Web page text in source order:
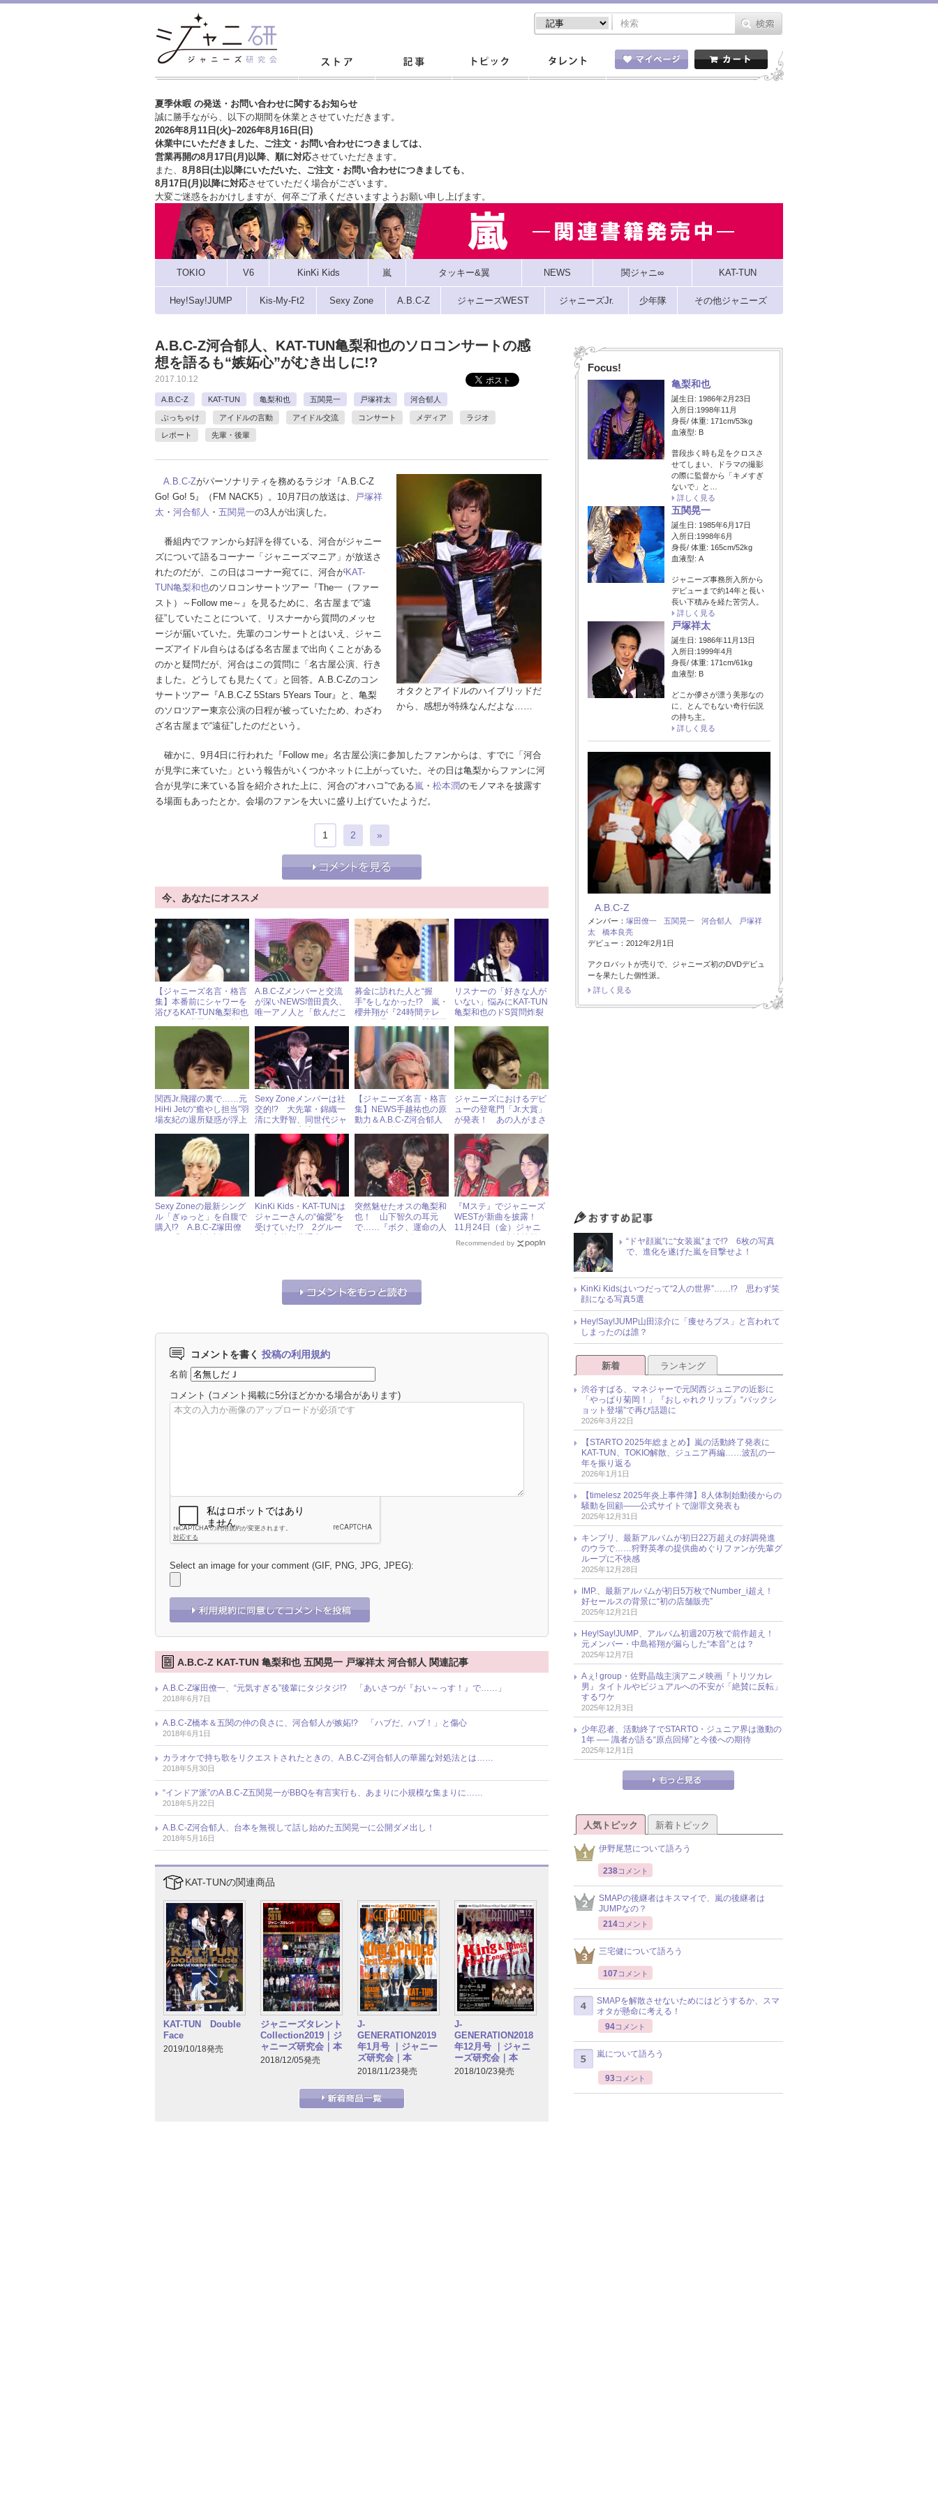
夏季休暇 の発送・お問い合わせに関するお知らせ
誠に勝手ながら、以下の期間を休業とさせていただきます。
2026年8月11日(火)~2026年8月16日(日)
休業中にいただきました、ご注文・お問い合わせにつきましては、
営業再開の8月17日(月)以降、順に対応させていただきます。
また、 8月8日(土)以降にいただいた、ご注文・ お問い合わせにつきましても、
8月17日(月)以降に対応させていただく場合がございます。
大変ご迷惑をおかけしますが、 何卒ご了承くださいますようお願い申し上げます。
TOKIO V6 KinKi Kids 嵐 タッキー&翼 NEWS 関ジャニ∞ KAT-TUN
Hey!Say!JUMP Kis-My-Ft2 Sexy Zone A.B.C-Z ジャニーズWEST ジャニーズJr. 少年隊 その他ジャニーズ
A.B.C-Z河合郁人、KAT-TUN亀梨和也のソロコンサートの感
想を語るも“嫉妬心”がむき出しに!?
2017.10.12
A.B.C-Z KAT-TUN 亀梨和也 五関晃一 戸塚祥太 河合郁人
ぶっちゃけ アイドルの言動 アイドル交流 コンサート メディア ラジオ
レポート 先輩・後輩
オタクとアイドルのハイブリッドだ
から、感想が特殊なんだよな……
A.B.C-Zがパーソナリティを務めるラジオ『A.B.C-Z
Go! Go! 5』（FM NACK5）。10月7日の放送は、
戸塚祥
太 ・ 河合郁人 ・ 五関晃一の3人が出演した。
番組内でファンから好評を得ている、河合がジャニー
ズについて語るコーナー「ジャニーズマニア」が放送さ
れたのだが、この日はコーナー宛てに、河合がKAT-
TUN亀梨和也のソロコンサートツアー『The一（ファー
スト）～Follow me～』を見るために、名古屋まで“遠
征”していたことについて、リスナーから質問のメッセ
ージが届いていた。先輩のコンサートとはいえ、ジャニ
ーズアイドル自らはるばる名古屋まで出向くことがある
のかと疑問だが、河合はこの質問に「名古屋公演、行き
ました。どうしても見たくて」と回答。A.B.C-Zのコン
サートツアー『A.B.C-Z 5Stars 5Years Tour』と、亀梨
のソロツアー東京公演の日程が被っていたため、わざわ
ざ名古屋まで“遠征”したのだという。
確かに、9月4日に行われた『Follow me』名古屋公演に参加したファンからは、すでに「河合
が見学に来ていた」という報告がいくつかネットに上がっていた。その日は亀梨からファンに河
合が見学に来ている旨を紹介された上に、河合の“オハコ”である嵐 ・ 松本潤のモノマネを披露す
る場面もあったとか。会場のファンを大いに盛り上げていたようだ。
1 2 »
今、あなたにオススメ
【ジャニーズ名言・格言
集】本番前にシャワーを
浴びるKAT-TUN亀梨和也
の源とは？
A.B.C-Zメンバーと交流
が深いNEWS増田貴久、
唯一アノ人と「飲んだこ
まね”が原因!?
募金に訪れた人と“握
手”をしなかった!? 嵐・
櫻井翔が『24時間テレ
論！
リスナーの「好きな人が
いない」悩みにKAT-TUN
亀梨和也のドS質問炸裂
関西Jr.飛躍の裏で……元
HiHi Jetの“癒やし担当”羽
場友紀の退所疑惑が浮上
Sexy Zoneメンバーは社
交的!? 大先輩・錦織一
清に大野智、同世代ジャ
す！
【ジャニーズ名言・格言
集】NEWS手越祐也の原
動力＆A.B.C-Z河合郁人
ジャニーズにおけるデビ
ューの登竜門「Jr.大賞」
が発表！ あの人がまさ
Sexy Zoneの最新シング
ル「ぎゅっと」を自腹で
購入!? A.B.C-Z塚田僚
KinKi Kids・KAT-TUNは
ジャニーさんの“偏愛”を
受けていた!? 2グルー
突然魅せたオスの亀梨和
也！ 山下智久の耳元
で……『ボク、運命の人
『Mステ』でジャニーズ
WESTが新曲を披露！
11月24日（金）ジャニ
Recommended by
コメントを書く 投稿の利用規約
名前
コメント (コメント掲載に5分ほどかかる場合があります)
Select an image for your comment (GIF, PNG, JPG, JPEG):
A.B.C-Z KAT-TUN 亀梨和也 五関晃一 戸塚祥太 河合郁人 関連記事
A.B.C-Z塚田僚一、“元気すぎる”後輩にタジタジ!? 「あいさつが『おい～っす！』で……」
2018年6月7日
A.B.C-Z橋本＆五関の仲の良さに、河合郁人が嫉妬!? 「ハブだ、ハブ！」と傷心
2018年6月1日
カラオケで持ち歌をリクエストされたときの、A.B.C-Z河合郁人の華麗な対処法とは……
2018年5月30日
“インドア派”のA.B.C-Z五関晃一がBBQを有言実行も、あまりに小規模な集まりに……
2018年5月22日
A.B.C-Z河合郁人、台本を無視して話し始めた五関晃一に公開ダメ出し！
2018年5月16日
KAT-TUNの関連商品
KAT-TUN Double
Face
2019/10/18発売
ジャニーズタレント
Collection2019｜ジ
ャニーズ研究会｜本
2018/12/05発売
J-
GENERATION2019
年1月号 ｜ジャニー
ズ研究会｜本
2018/11/23発売
J-
GENERATION2018
年12月号 ｜ジャニ
ーズ研究会｜本
2018/10/23発売
Focus!
亀梨和也
誕生日: 1986年2月23日
入所日:1998年11月
身長/ 体重: 171cm/53kg
血液型: B
普段歩く時も足をクロスさ
せてしまい、ドラマの撮影
の際に監督から「キメすぎ
ないで」と…
詳しく見る
五関晃一
誕生日: 1985年6月17日
入所日:1998年6月
身長/ 体重: 165cm/52kg
血液型: A
ジャニーズ事務所入所から
デビューまで約14年と長い
長い下積みを経た苦労人。
詳しく見る
戸塚祥太
誕生日: 1986年11月13日
入所日:1999年4月
身長/ 体重: 171cm/61kg
血液型: B
どこか儚さが漂う美形なの
に、とんでもない奇行伝説
の持ち主。
詳しく見る
A.B.C-Z
メンバー： 塚田僚一 五関晃一 河合郁人
戸塚祥
太
橋本良亮
デビュー：2012年2月1日
アクロバットが売りで、ジャニーズ初のDVDデビュ
ーを果たした個性派。
詳しく見る
“ドヤ顔嵐”に“女装嵐”まで!? 6枚の写真
で、進化を遂げた嵐を目撃せよ！
KinKi Kidsはいつだって“2人の世界”……!? 思わず笑
顔になる写真5選
Hey!Say!JUMP山田涼介に「痩せろブス」と言われて
しまったのは誰？
新着 ランキング
渋谷すばる、マネジャーで元関西ジュニアの近影に
「やっぱり菊岡！」『おしゃれクリップ』“バックシ
ョット登場”で再び話題に
2026年3月22日
【STARTO 2025年総まとめ】嵐の活動終了発表に
KAT-TUN、TOKIO解散、ジュニア再編……波乱の一
年を振り返る
2026年1月1日
【timelesz 2025年炎上事件簿】8人体制始動後からの
騒動を回顧――公式サイトで謝罪文発表も
2025年12月31日
キンプリ、最新アルバムが初日22万超えの好調発進
のウラで……狩野英孝の提供曲めぐりファンが先輩グ
ループに不快感
2025年12月28日
IMP.、最新アルバムが初日5万枚でNumber_i超え！
好セールスの背景に“初の店舗販売”
2025年12月21日
Hey!Say!JUMP、アルバム初週20万枚で前作超え！
元メンバー・中島裕翔が漏らした“本音”とは？
2025年12月7日
Aぇ! group・佐野晶哉主演アニメ映画『トリツカレ
男』タイトルやビジュアルへの不安が「絶賛に反転」
するワケ
2025年12月3日
少年忍者、活動終了でSTARTO・ジュニア界は激動の
1年 ── 識者が語る“原点回帰”と今後への期待
2025年12月1日
人気トピック 新着トピック
伊野尾慧について語ろう
238コメント
SMAPの後継者はキスマイで、嵐の後継者は
JUMPなの？
214コメント
三宅健について語ろう
107 コメント
SMAPを解散させないためにはどうするか、スマ
オタが懸命に考える！
94コメント
嵐について語ろう
93コメント